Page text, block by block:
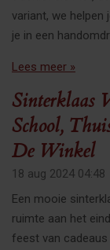
variant, we helpen
je in een
Lees meer »
Sinterklaas
School,
De Winkel
18 aug 2024 04:48
Een mooie
ruimte aan het
feest van